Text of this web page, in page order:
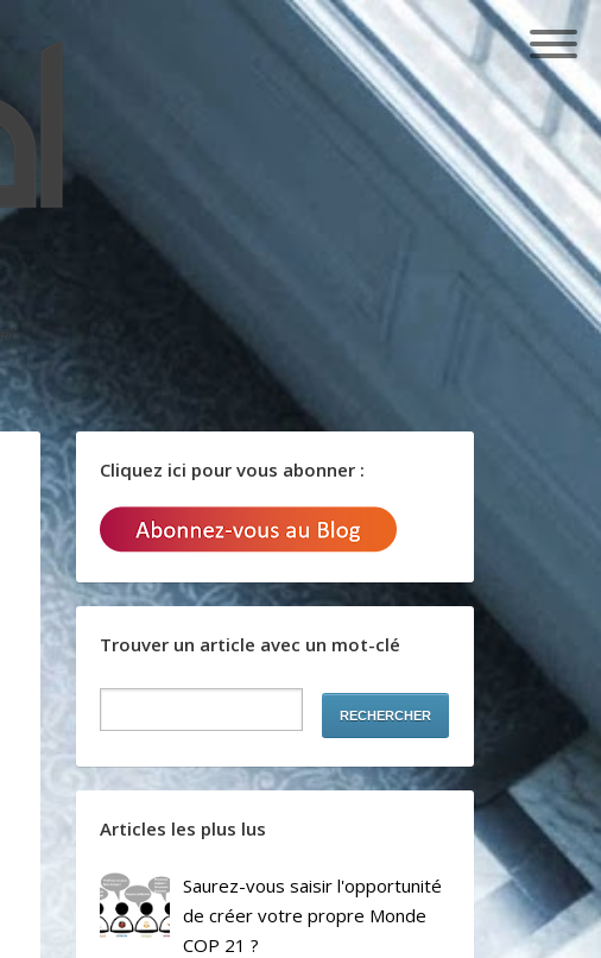
Cliquez ici pour vous abonner :
Trouver un article avec un mot-clé
Articles les plus lus
Saurez-vous saisir l'opportunité
de créer votre propre Monde
COP 21 ?